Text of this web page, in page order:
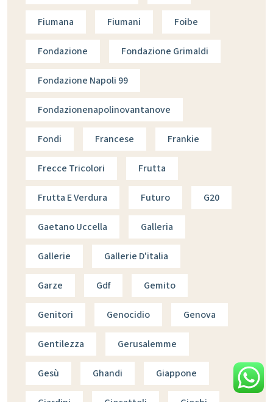
Fiumana Fiumani Foibe
Fondazione Fondazione Grimaldi
Fondazione Napoli 99
Fondazionenapolinovantanove
Fondi Francese Frankie
Frecce Tricolori Frutta
Frutta E Verdura Futuro G20
Gaetano Uccella Galleria
Gallerie Gallerie D'italia
Garze Gdf Gemito
Genitori Genocidio Genova
Gentilezza Gerusalemme
Gesù Ghandi Giappone